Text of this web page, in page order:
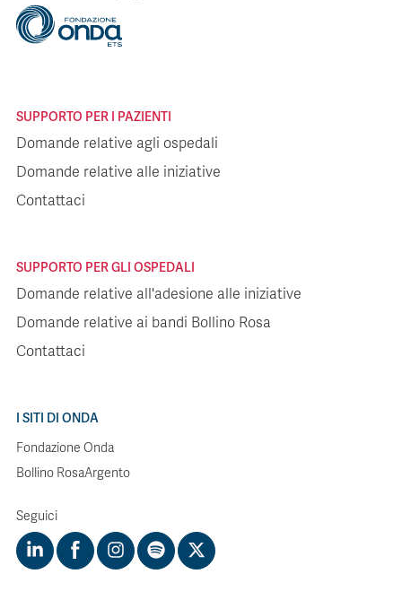
SUPPORTO PER I PAZIENTI
Domande relative agli ospedali
Domande relative alle iniziative
Contattaci
SUPPORTO PER GLI OSPEDALI
Domande relative all'adesione alle iniziative
Domande relative ai bandi Bollino Rosa
Contattaci
I SITI DI ONDA
Fondazione Onda
Bollino RosaArgento
Seguici